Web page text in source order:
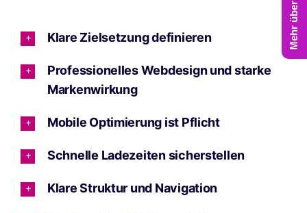
Klare Zielsetzung definieren
Professionelles Webdesign und starke
Markenwirkung
Mobile Optimierung ist Pflicht
Schnelle Ladezeiten sicherstellen
Klare Struktur und Navigation